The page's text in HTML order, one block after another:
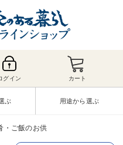
グイン カート
ぶ 用途から選ぶ
・ご飯のお供